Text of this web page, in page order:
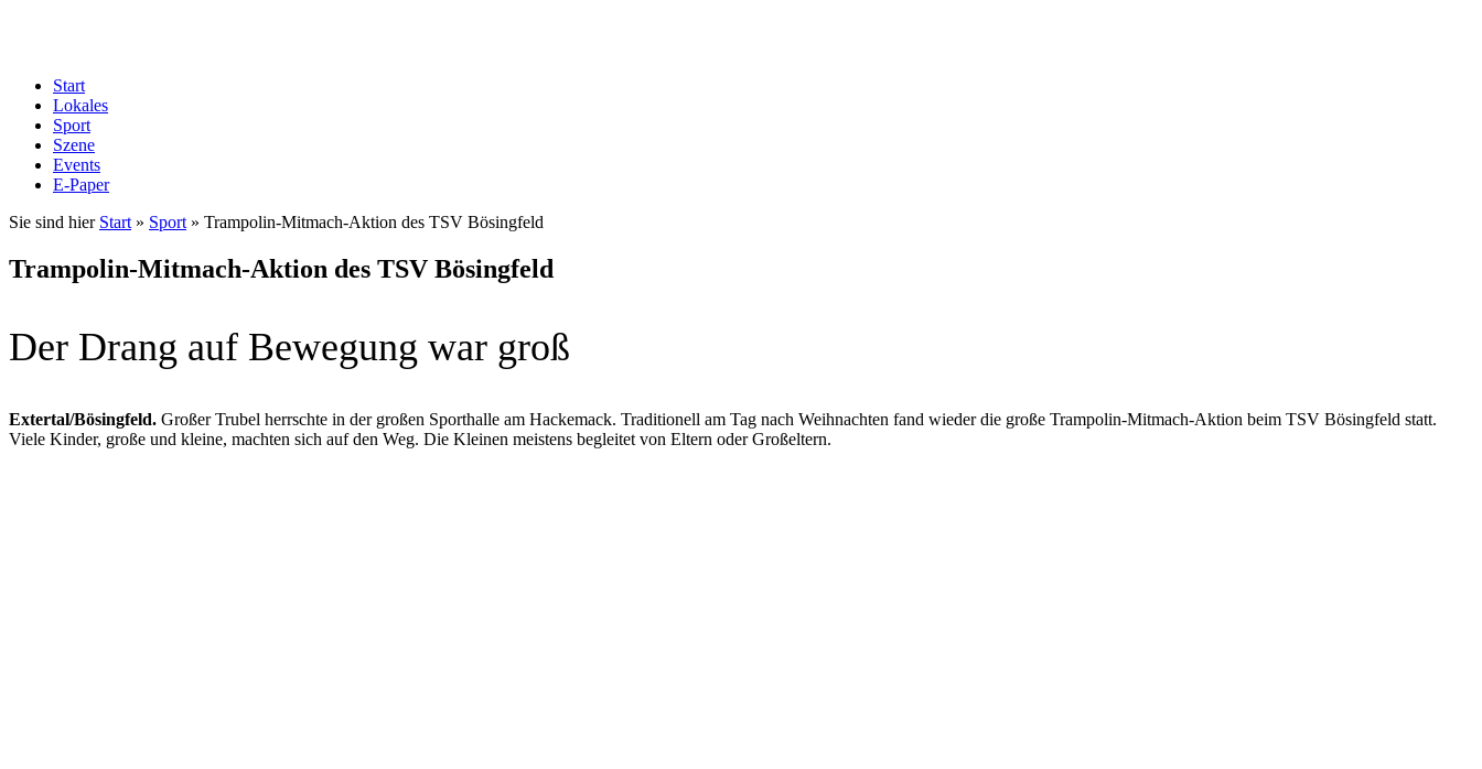
Start
Lokales
Sport
Szene
Events
E-Paper
Sie sind hier Start » Sport » Trampolin-Mitmach-Aktion des TSV Bösingfeld
Trampolin-Mitmach-Aktion des TSV Bösingfeld
Der Drang auf Bewegung war groß
Extertal/Bösingfeld. Großer Trubel herrschte in der großen Sporthalle am Hackemack. Traditionell am Tag nach Weihnachten fand wieder die große Trampolin-Mitmach-Aktion beim TSV Bösingfeld statt.
Viele Kinder, große und kleine, machten sich auf den Weg. Die Kleinen meistens begleitet von Eltern oder Großeltern.